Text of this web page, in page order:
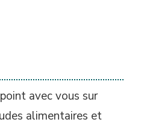
avec vous sur
alimentaires et